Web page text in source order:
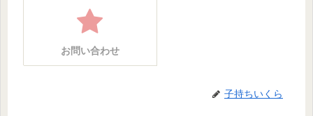
お問い合わせ
子持ちいくら